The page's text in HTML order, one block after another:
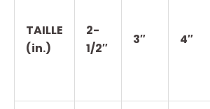
TAILLE
(in.)
2-
1/2″
3″ 4″